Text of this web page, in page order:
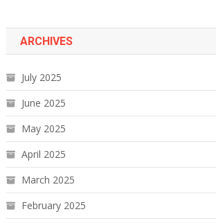
ARCHIVES
July 2025
June 2025
May 2025
April 2025
March 2025
February 2025